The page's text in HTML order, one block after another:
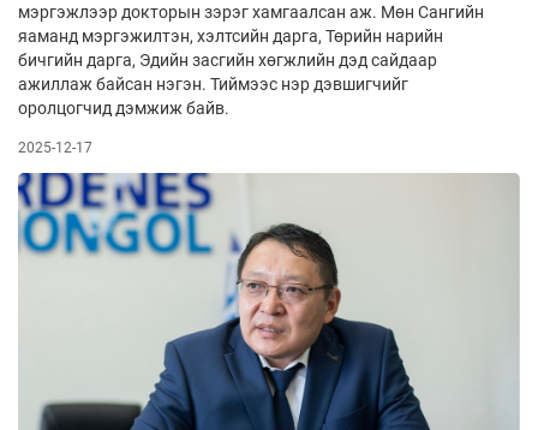
мэргэжлээр докторын зэрэг хамгаалсан аж. Мөн Сангийн
яаманд мэргэжилтэн, хэлтсийн дарга, Төрийн нарийн
бичгийн дарга, Эдийн засгийн хөгжлийн дэд сайдаар
ажиллаж байсан нэгэн. Тиймээс нэр дэвшигчийг
оролцогчид дэмжиж байв.
2025-12-17